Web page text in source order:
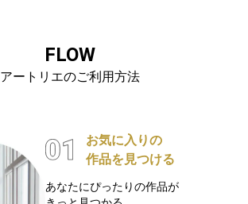
FLOW
アートリエのご利用方法
お気に入りの
作品を見つける
あなたにぴったりの作品が